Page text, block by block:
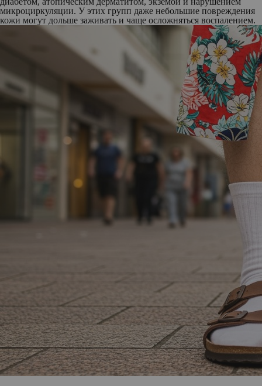
микроциркуляции. У этих групп даже небольшие повреждения
кожи могут дольше заживать и чаще осложняться воспалением.